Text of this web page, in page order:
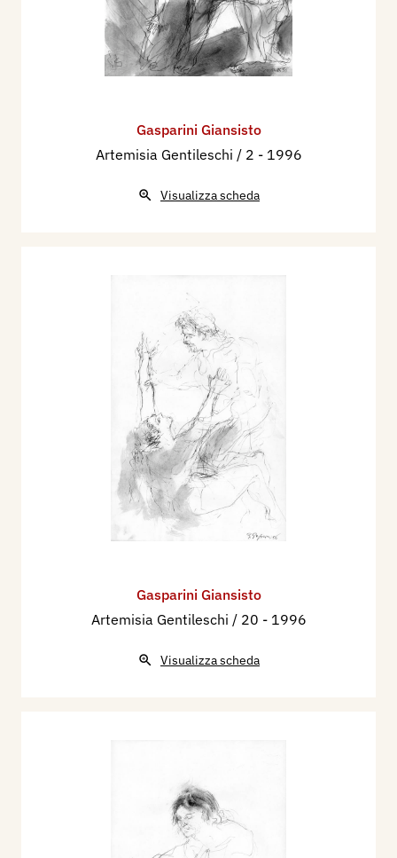
Gasparini Giansisto
Artemisia Gentileschi / 2 - 1996
Visualizza scheda
Gasparini Giansisto
Artemisia Gentileschi / 20 - 1996
Visualizza scheda